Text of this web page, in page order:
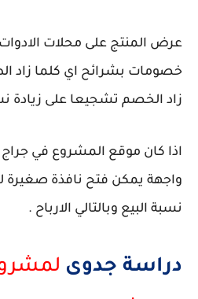
عرض المنتج على محلات
خصومات بشرائح اي كلما زاد
زاد الخصم تشجيعا على زيادة
اذا كان موقع المشروع في
واجهة يمكن فتح نافذة صغيرة
نسبة البيع وبالتالي الارباح .
دراسة جدوى